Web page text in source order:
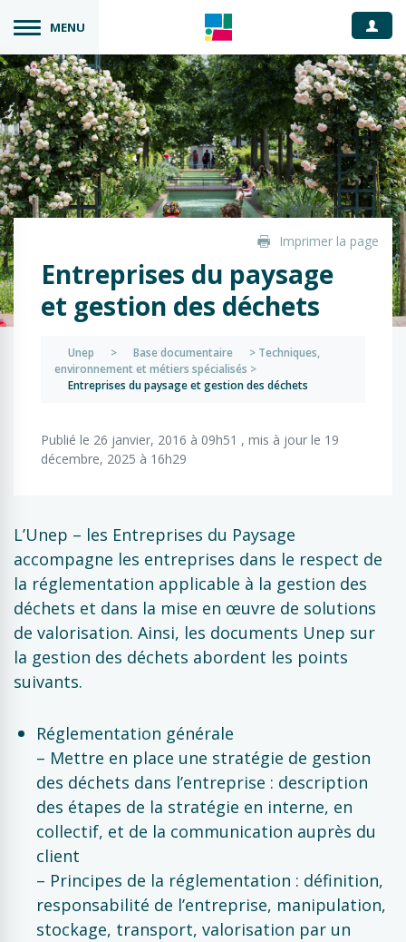
MENU
Imprimer la page
Entreprises du paysage
et gestion des déchets
Unep > Base documentaire > Techniques,
environnement et métiers spécialisés >
Entreprises du paysage et gestion des déchets
Publié le 26 janvier, 2016 à 09h51 , mis à jour le 19
décembre, 2025 à 16h29
L’Unep – les Entreprises du Paysage
accompagne les entreprises dans le respect de
la réglementation applicable à la gestion des
déchets et dans la mise en œuvre de solutions
de valorisation. Ainsi, les documents Unep sur
la gestion des déchets abordent les points
suivants.
Réglementation générale
– Mettre en place une stratégie de gestion
des déchets dans l’entreprise : description
des étapes de la stratégie en interne, en
collectif, et de la communication auprès du
client
– Principes de la réglementation : définition,
responsabilité de l’entreprise, manipulation,
stockage, transport, valorisation par un